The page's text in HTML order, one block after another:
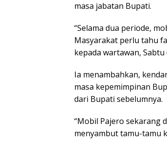
masa jabatan Bupati.
“Selama dua periode,
Masyarakat perlu tahu
kepada wartawan, Sabtu
Ia menambahkan,
masa kepemimpinan
dari Bupati sebelumnya.
“Mobil Pajero sekarang
menyambut tamu-tamu